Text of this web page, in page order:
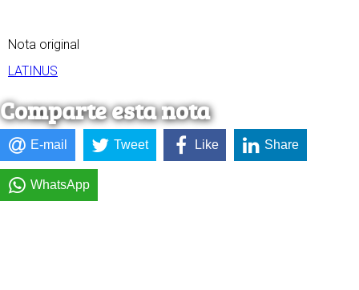
Nota original
LATINUS
Comparte esta nota
E-mail Tweet Like Share
WhatsApp